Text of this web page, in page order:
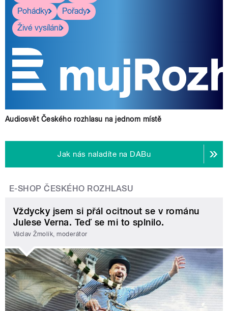
Pohádky
Pořady
Živé vysílání
Audiosvět Českého rozhlasu na jednom místě
Jak nás naladíte na DABu
E-SHOP ČESKÉHO ROZHLASU
Vždycky jsem si přál ocitnout se v románu
Julese Verna. Teď se mi to splnilo.
Václav Žmolík, moderátor